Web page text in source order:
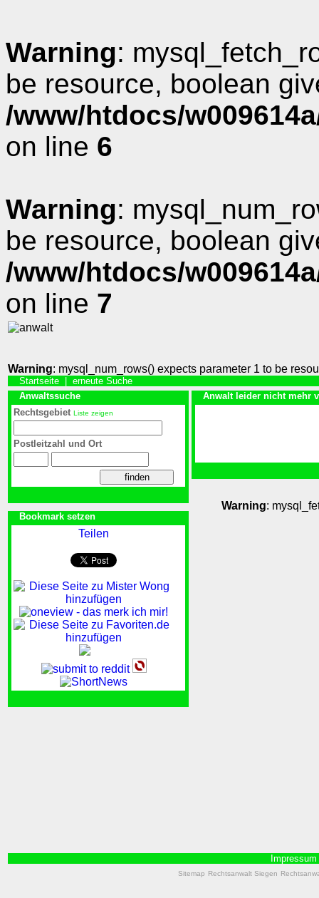
Warning:
be resource, boolean
/www/htdocs/
on line 6
Warning:
be resource, boolean
/www/htdocs/
on line 7
Warning: mysql_num_rows() expects parameter 1 to be
Startseite
erneute Suche
Anwaltssuche
Rechtsgebiet Liste zeigen
Postleitzahl und Ort
Bookmark setzen
Teilen
Anwalt leider nicht mehr
Warning:
Impressum
Sitemap Rechtsanwalt Siegen